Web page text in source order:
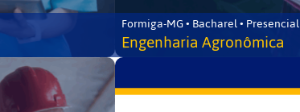
Formiga-MG • Bacharel • Presencial
Engenharia Agronômica